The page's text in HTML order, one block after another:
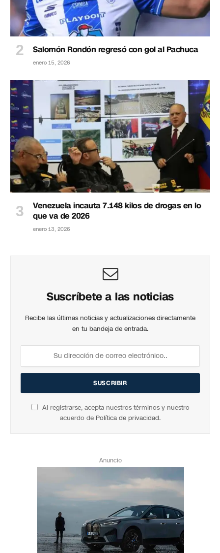
Salomón Rondón regresó con gol al Pachuca
enero 15, 2026
Venezuela incauta 7.148 kilos de drogas en lo
que va de 2026
enero 13, 2026
Suscríbete a las noticias
Recibe las últimas noticias y actualizaciones directamente
en tu bandeja de entrada.
Al registrarse, acepta nuestros términos y nuestro
acuerdo de Política de privacidad.
Anuncio